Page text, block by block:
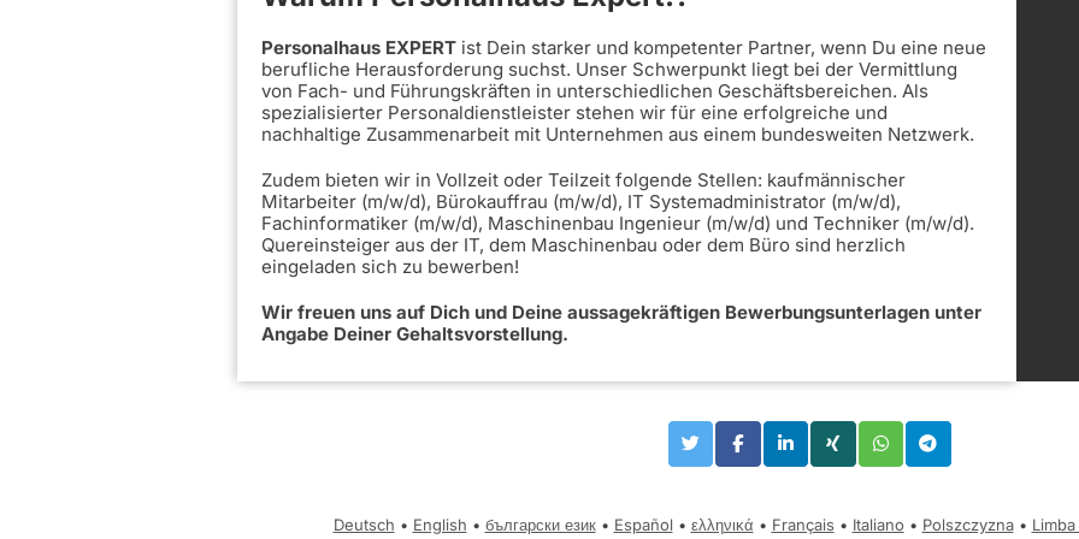
Personalhaus EXPERT ist Dein starker und kompetenter Partner, wenn Du eine neue
berufliche Herausforderung suchst. Unser Schwerpunkt liegt bei der Vermittlung
von Fach- und Führungskräften in unterschiedlichen Geschäftsbereichen. Als
spezialisierter Personaldienstleister stehen wir für eine erfolgreiche und
nachhaltige Zusammenarbeit mit Unternehmen aus einem bundesweiten Netzwerk.
Zudem bieten wir in Vollzeit oder Teilzeit folgende Stellen: kaufmännischer
Mitarbeiter (m/w/d), Bürokauffrau (m/w/d), IT Systemadministrator (m/w/d),
Fachinformatiker (m/w/d), Maschinenbau Ingenieur (m/w/d) und Techniker (m/w/d).
Quereinsteiger aus der IT, dem Maschinenbau oder dem Büro sind herzlich
eingeladen sich zu bewerben!
Wir freuen uns auf Dich und Deine aussagekräftigen Bewerbungsunterlagen unter
Angabe Deiner Gehaltsvorstellung.
Deutsch • English • български език • Español • ελληνικά • Français • Italiano • Polszczyzna •